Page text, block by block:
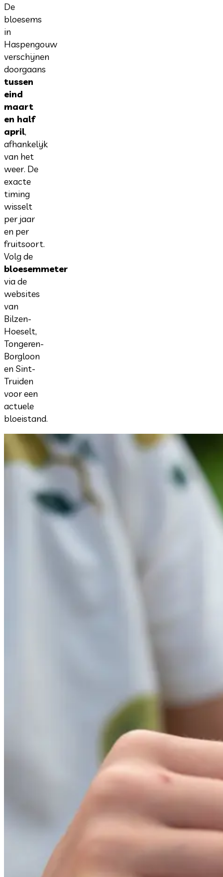
De
bloesems
in
Haspengouw
verschijnen
doorgaans
tussen
eind
maart
en half
april,
afhankelijk
van het
weer. De
exacte
timing
wisselt
per jaar
en per
fruitsoort.
Volg de
bloesemmeter
via de
websites
van
Bilzen-
Hoeselt,
Tongeren-
Borgloon
en Sint-
Truiden
voor een
actuele
bloeistand.